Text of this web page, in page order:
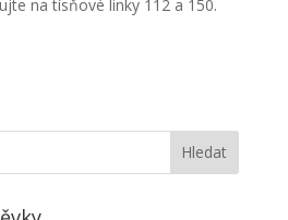
na tísňové linky 112 a 150.